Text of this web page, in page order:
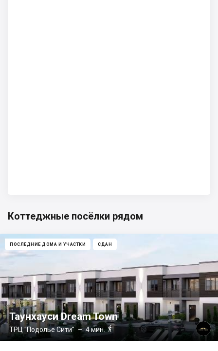
Коттеджные посёлки рядом
ПОСЛЕДНИЕ ДОМА И УЧАСТКИ СДАН
Таунхауси Dream Town
ТРЦ "Подолье Сити" – 4 мин. 